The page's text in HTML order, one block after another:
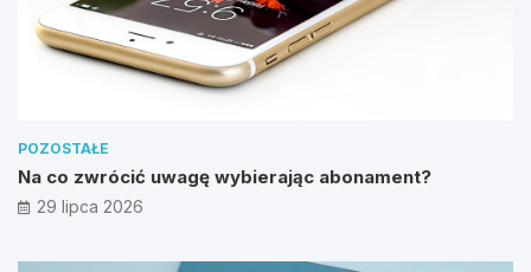
POZOSTAŁE
Na co zwrócić uwagę wybierając abonament?
29 lipca 2026